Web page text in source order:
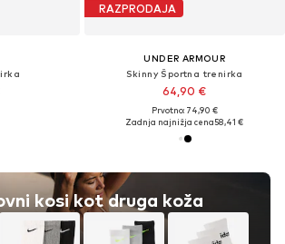
kosi kot druga koža
RAZPRODAJA
UNDER ARMOUR
Skinny Športna trenirka
64,90 €
Prvotno: 74,90 €
Zadnja najnižja cena58,41 €